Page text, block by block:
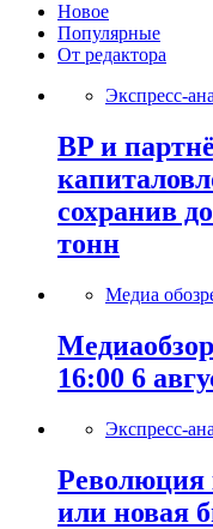
Новое
Популярные
От редактора
Экспресс-
BP и
сохранив
тонн
Медиа
16:00 6
Экспресс-
Революция
или новая